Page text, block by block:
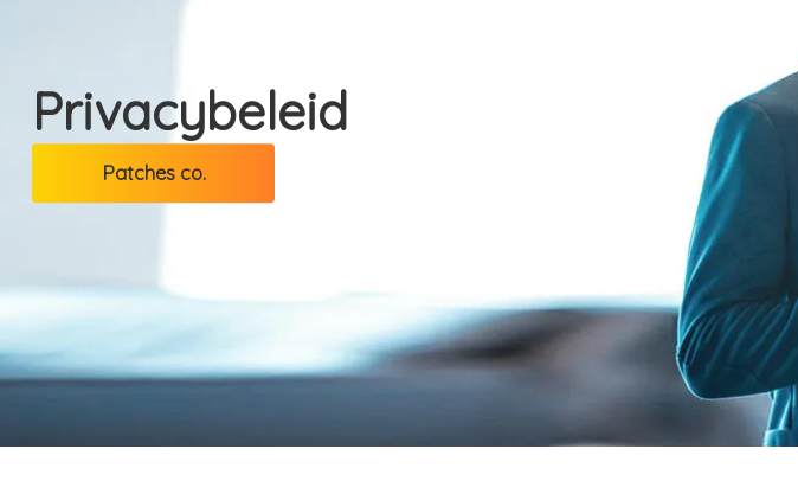
Privacybeleid
Patches co.